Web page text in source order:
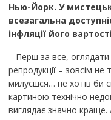
Нью-Йорк. У
всезагальна
інфляції його
– Перш за все, оглядати
репродукції – зовсім
милуєшся… не хотів би
картиною технічно
виглядає значно